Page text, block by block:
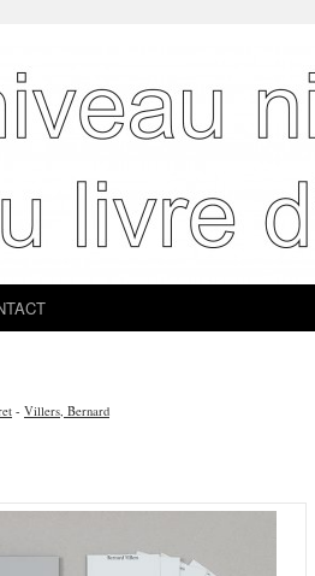
- Villers, Bernard